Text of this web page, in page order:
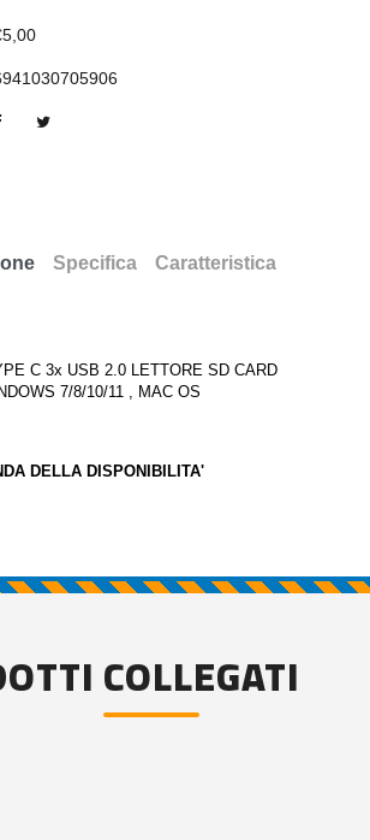
Specifica Caratteristica
C 3x USB 2.0 LETTORE SD CARD
7/8/10/11 , MAC OS
DELLA DISPONIBILITA'
COLLEGATI